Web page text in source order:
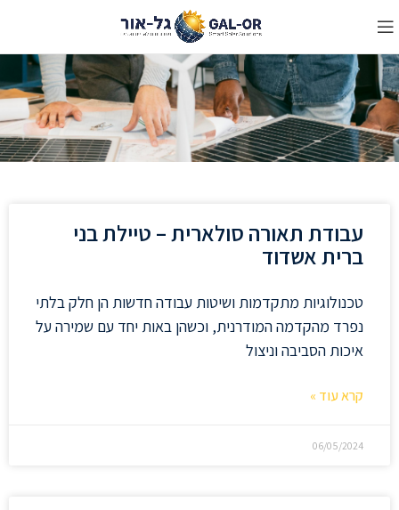
הסולארית
עבודת תאורה סולארית – טיילת בני
ברית אשדוד
טכנולוגיות מתקדמות ושיטות עבודה חדשות הן חלק בלתי
נפרד מהקדמה המודרנית, וכשהן באות יחד עם שמירה על
איכות הסביבה וניצול
קרא עוד »
06/05/2024